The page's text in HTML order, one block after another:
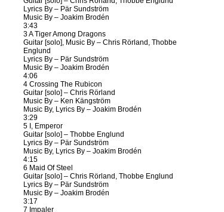
Lyrics By – Pär Sundström
Music By – Joakim Brodén
3:43
3 A Tiger Among Dragons
Guitar [solo], Music By – Chris Rörland, Thobbe
Englund
Lyrics By – Pär Sundström
Music By – Joakim Brodén
4:06
4 Crossing The Rubicon
Guitar [solo] – Chris Rörland
Music By – Ken Kängström
Music By, Lyrics By – Joakim Brodén
3:29
5 I, Emperor
Guitar [solo] – Thobbe Englund
Lyrics By – Pär Sundström
Music By, Lyrics By – Joakim Brodén
4:15
6 Maid Of Steel
Guitar [solo] – Chris Rörland, Thobbe Englund
Lyrics By – Pär Sundström
Music By – Joakim Brodén
3:17
7 Impaler